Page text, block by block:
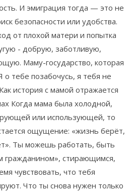
И эмиграция тогда — это не
безопасности или удобства.
от плохой матери и попытка
- добрую, заботливую,
Маму-государство, которая
о тебе позабочусь, я тебя не
история с мамой отражается
Когда мама была холодной,
или использующей, то
ощущение: «жизнь берёт,
Ты можешь работать, быть
гражданином», стирающимся,
чувствовать, что тебя
Что ты снова нужен только